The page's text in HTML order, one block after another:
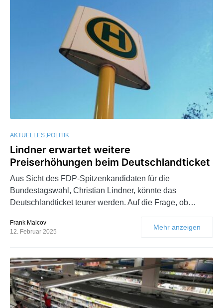
AKTUELLES POLITIK
Lindner erwartet weitere
Preiserhöhungen beim Deutschlandticket
Aus Sicht des FDP-Spitzenkandidaten für die
Bundestagswahl, Christian Lindner, könnte das
Deutschlandticket teurer werden. Auf die Frage, ob…
Frank Malcov
12. Februar 2025
Mehr anzeigen